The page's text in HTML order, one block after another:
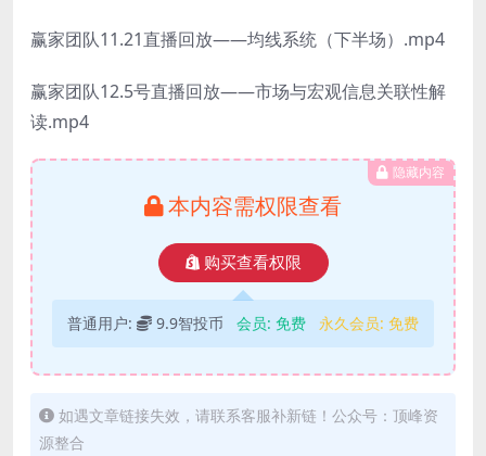
赢家团队11.21直播回放——均线系统（下半场）.mp4
赢家团队12.5号直播回放——市场与宏观信息关联性解
读.mp4
隐藏内容
本内容需权限查看
购买查看权限
普通用户: 9.9智投币 会员: 免费 永久会员: 免费
如遇文章链接失效，请联系客服补新链！公众号：顶峰资
源整合